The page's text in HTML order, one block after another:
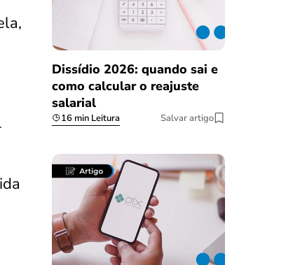
Dissídio 2026: quando sai e
como calcular o reajuste
salarial
16 min Leitura Salvar artigo